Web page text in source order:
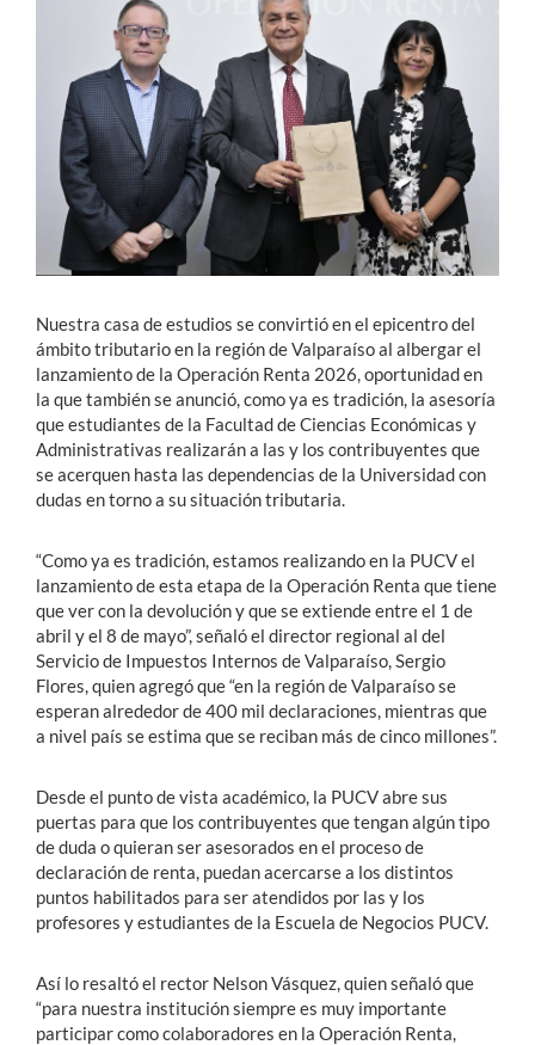
Formación Continua
Estudiantes
Académicos
Funcionarios
Alumni
English
Nuestra casa de estudios se convirtió en el epicentro del
ámbito tributario en la región de Valparaíso al albergar el
lanzamiento de la Operación Renta 2026, oportunidad en
la que también se anunció, como ya es tradición, la asesoría
que estudiantes de la Facultad de Ciencias Económicas y
Administrativas realizarán a las y los contribuyentes que
se acerquen hasta las dependencias de la Universidad con
dudas en torno a su situación tributaria.
“Como ya es tradición, estamos realizando en la PUCV el
lanzamiento de esta etapa de la Operación Renta que tiene
que ver con la devolución y que se extiende entre el 1 de
abril y el 8 de mayo”, señaló el director regional al del
Servicio de Impuestos Internos de Valparaíso, Sergio
Flores, quien agregó que “en la región de Valparaíso se
esperan alrededor de 400 mil declaraciones, mientras que
a nivel país se estima que se reciban más de cinco millones”.
Desde el punto de vista académico, la PUCV abre sus
puertas para que los contribuyentes que tengan algún tipo
de duda o quieran ser asesorados en el proceso de
declaración de renta, puedan acercarse a los distintos
puntos habilitados para ser atendidos por las y los
profesores y estudiantes de la Escuela de Negocios PUCV.
Así lo resaltó el rector Nelson Vásquez, quien señaló que
“para nuestra institución siempre es muy importante
participar como colaboradores en la Operación Renta,